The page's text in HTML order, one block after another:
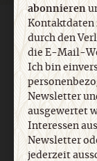
AGB und
Vertrag
abonnieren
Kontaktdaten
durch den
die E-Mail-
Ich bin
Newsletter
ausgewertet
Interessen
Newsletter
jederzeit